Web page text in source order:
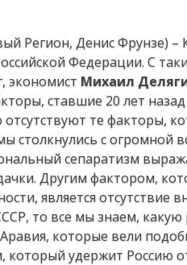
Регион, Денис Фрунзе) –
Федерации. С
экономист Михаил
ставшие 20 лет
те факторы,
столкнулись с огромной
сепаратизм
Другим фактором,
является отсутствие
то все мы знаем,
которые вели
удержит Россию